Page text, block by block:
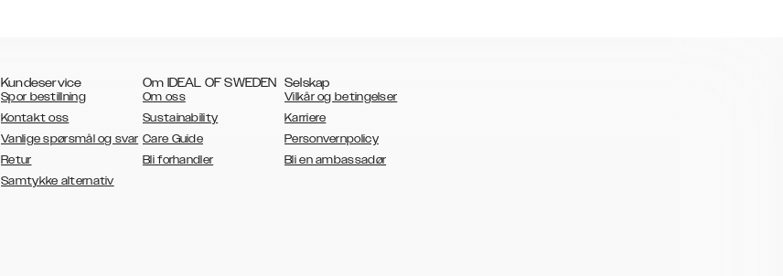
Kundeservice
Spor bestillning
Kontakt oss
Vanlige spørsmål og svar
Retur
Samtykke alternativ
Om IDEAL OF SWEDEN
Om oss
Sustainability
Care Guide
Bli forhandler
Selskap
Vilkår og betingelser
Karriere
Personvernpolicy
Bli en ambassadør
AUSTRALIA